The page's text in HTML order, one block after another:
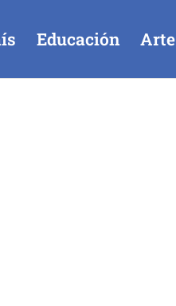
Educación Arte